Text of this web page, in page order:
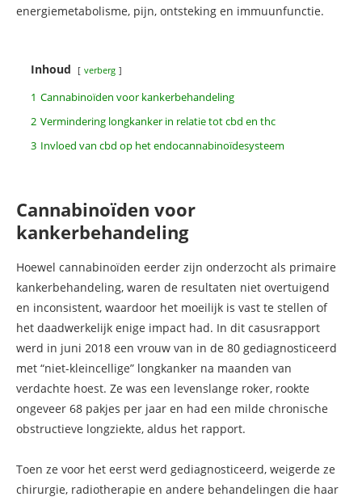
energiemetabolisme, pijn, ontsteking en immuunfunctie.
Inhoud verberg
1 Cannabinoïden voor kankerbehandeling
2 Vermindering longkanker in relatie tot cbd en thc
3 Invloed van cbd op het endocannabinoïdesysteem
Cannabinoïden voor
kankerbehandeling
Hoewel cannabinoïden eerder zijn onderzocht als primaire
kankerbehandeling, waren de resultaten niet overtuigend
en inconsistent, waardoor het moeilijk is vast te stellen of
het daadwerkelijk enige impact had. In dit casusrapport
werd in juni 2018 een vrouw van in de 80 gediagnosticeerd
met “niet-kleincellige” longkanker na maanden van
verdachte hoest. Ze was een levenslange roker, rookte
ongeveer 68 pakjes per jaar en had een milde chronische
obstructieve longziekte, aldus het rapport.
Toen ze voor het eerst werd gediagnosticeerd, weigerde ze
chirurgie, radiotherapie en andere behandelingen die haar